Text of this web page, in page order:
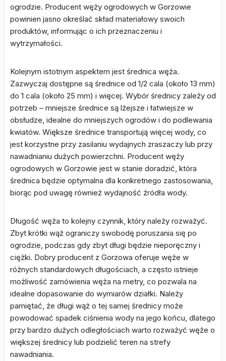
ogrodzie. Producent węży ogrodowych w Gorzowie
powinien jasno określać skład materiałowy swoich
produktów, informując o ich przeznaczeniu i
wytrzymałości.
Kolejnym istotnym aspektem jest średnica węża.
Zazwyczaj dostępne są średnice od 1/2 cala (około 13 mm)
do 1 cala (około 25 mm) i więcej. Wybór średnicy zależy od
potrzeb – mniejsze średnice są lżejsze i łatwiejsze w
obsłudze, idealne do mniejszych ogrodów i do podlewania
kwiatów. Większe średnice transportują więcej wody, co
jest korzystne przy zasilaniu wydajnych zraszaczy lub przy
nawadnianiu dużych powierzchni. Producent węży
ogrodowych w Gorzowie jest w stanie doradzić, która
średnica będzie optymalna dla konkretnego zastosowania,
biorąc pod uwagę również wydajność źródła wody.
Długość węża to kolejny czynnik, który należy rozważyć.
Zbyt krótki wąż ograniczy swobodę poruszania się po
ogrodzie, podczas gdy zbyt długi będzie nieporęczny i
ciężki. Dobry producent z Gorzowa oferuje węże w
różnych standardowych długościach, a często istnieje
możliwość zamówienia węża na metry, co pozwala na
idealne dopasowanie do wymiarów działki. Należy
pamiętać, że długi wąż o tej samej średnicy może
powodować spadek ciśnienia wody na jego końcu, dlatego
przy bardzo dużych odległościach warto rozważyć węże o
większej średnicy lub podzielić teren na strefy
nawadniania.